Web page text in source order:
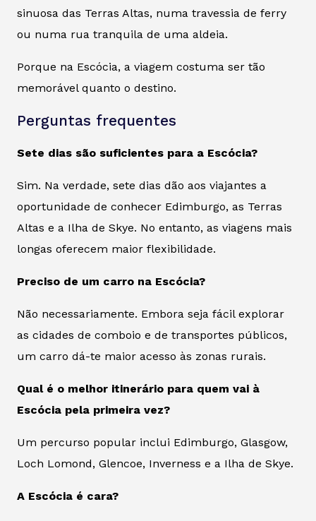
sinuosa das Terras Altas, numa travessia de ferry
ou numa rua tranquila de uma aldeia.
Porque na Escócia, a viagem costuma ser tão
memorável quanto o destino.
Perguntas frequentes
Sete dias são suficientes para a Escócia?
Sim. Na verdade, sete dias dão aos viajantes a
oportunidade de conhecer Edimburgo, as Terras
Altas e a Ilha de Skye. No entanto, as viagens mais
longas oferecem maior flexibilidade.
Preciso de um carro na Escócia?
Não necessariamente. Embora seja fácil explorar
as cidades de comboio e de transportes públicos,
um carro dá-te maior acesso às zonas rurais.
Qual é o melhor itinerário para quem vai à
Escócia pela primeira vez?
Um percurso popular inclui Edimburgo, Glasgow,
Loch Lomond, Glencoe, Inverness e a Ilha de Skye.
A Escócia é cara?